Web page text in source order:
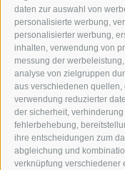
daten zur auswahl von
personalisierte werbung,
personalisierter werbung,
inhalten, verwendung von
messung der
analyse von zielgruppen
aus verschiedenen
verwendung reduzierter
der sicherheit,
fehlerbehebung,
ihre entscheidungen zum
abgleichung und
verknüpfung verschiedener
TEL.: +39 0472 766876
GRAFIK@DERERKER.IT
INFO@DERERKER.IT
DER ERKER
WERBEN IM ERKER
ONLINE-WERBUNG
SEPA-DAUERAUFTRAG
REGELN